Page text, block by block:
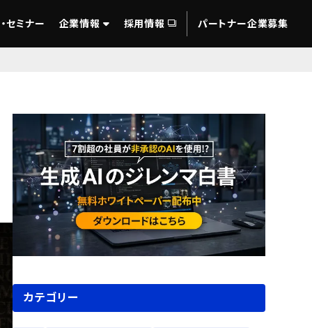
セミナー 企業情報 採用情報 パートナー企業募集
カテゴリー